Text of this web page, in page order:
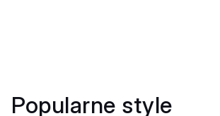
Popularne style